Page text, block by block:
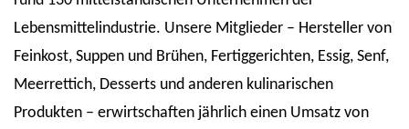
Lebensmittelindustrie. Unsere Mitglieder – Hersteller von
Feinkost, Suppen und Brühen, Fertiggerichten, Essig, Senf,
Meerrettich, Desserts und anderen kulinarischen
Produkten – erwirtschaften jährlich einen Umsatz von